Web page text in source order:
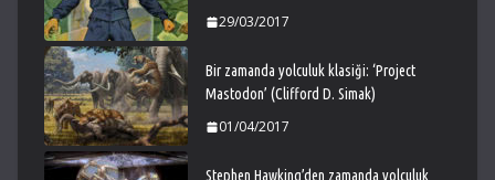
29/03/2017
Bir zamanda yolculuk klasiği: ‘Project
Mastodon’ (Clifford D. Simak)
01/04/2017
Stephen Hawking’den zamanda yolculuk